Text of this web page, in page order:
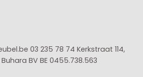
03 235 78 74 Kerkstraat 114,
BV BE 0455.738.563